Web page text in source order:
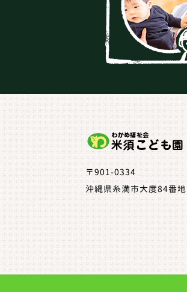
〒901-0334
沖縄県糸満市大度84番地